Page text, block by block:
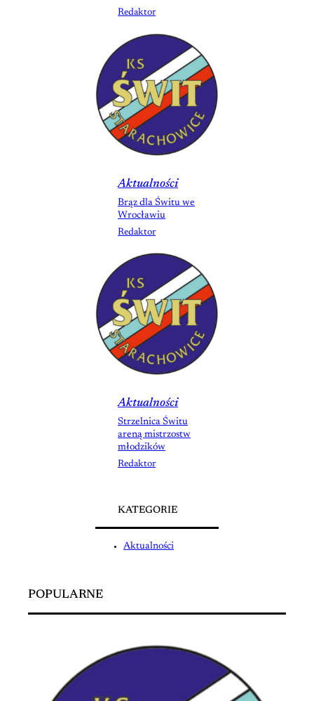
Redaktor
Aktualności
Brąz dla Świtu we
Wrocławiu
Redaktor
Aktualności
Strzelnica Świtu
areną mistrzostw
młodzików
Redaktor
KATEGORIE
Aktualności
POPULARNE